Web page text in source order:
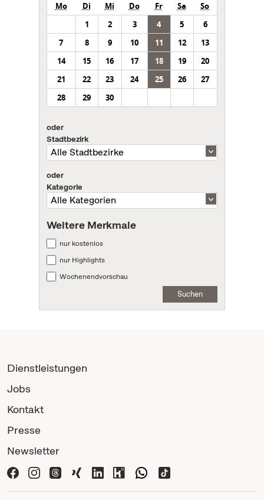
Mo Di Mi Do Fr Sa
So
1
2 3 4 5
6
7
8 9 10 11 12
13
14
15 16 17 18 19
20
21
22 23 24 25 26
27
28
29 30
oder
Stadtbezirk
oder
Kategorie
Weitere Merkmale
nur kostenlos
nur Highlights
Wochenendvorschau
Suchen
Dienstleistungen
Jobs
Kontakt
Presse
Newsletter